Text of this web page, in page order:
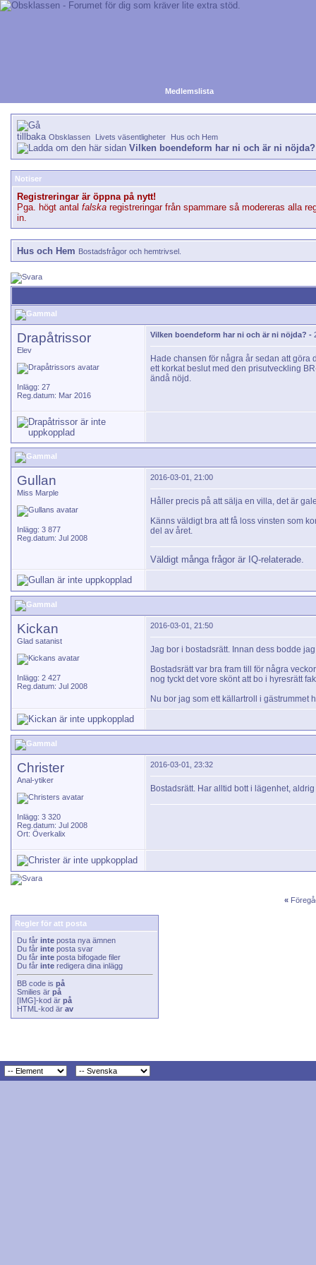
Medlemslista
Obsklassen Livets väsentligheter Hus och Hem
Vilken boendeform har ni och är ni nöjda?
Notiser
Registreringar är öppna på nytt!
Pga. högt antal falska registreringar från spammare så modereras alla
in.
Hus och Hem Bostadsfrågor och hemtrivsel.
Drapåtrissor
Elev
Inlägg: 27
Reg.datum: Mar 2016
Vilken boendeform har ni och är ni nöjda? -
Hade chansen för några år sedan att göra
ett korkat beslut med den prisutveckling
ändå nöjd.
Gullan
Miss Marple
Inlägg: 3 877
Reg.datum: Jul 2008
2016-03-01, 21:00
Håller precis på att sälja en villa, det är
Känns väldigt bra att få loss vinsten som
del av året.
Väldigt många frågor är IQ-relaterade.
Kickan
Glad satanist
Inlägg: 2 427
Reg.datum: Jul 2008
2016-03-01, 21:50
Jag bor i bostadsrätt. Innan dess bodde
Bostadsrätt var bra fram till för några
nog tyckt det vore skönt att bo i hyresrätt
Nu bor jag som ett källartroll i gästrummet
Christer
Anal-ytiker
Inlägg: 3 320
Reg.datum: Jul 2008
Ort: Överkalix
2016-03-01, 23:32
Bostadsrätt. Har alltid bott i lägenhet,
«
Regler för att posta
Du får inte posta nya ämnen
Du får inte posta svar
Du får inte posta bifogade filer
Du får inte redigera dina inlägg
BB code is på
Smilies är på
[IMG]-kod är på
HTML-kod är av